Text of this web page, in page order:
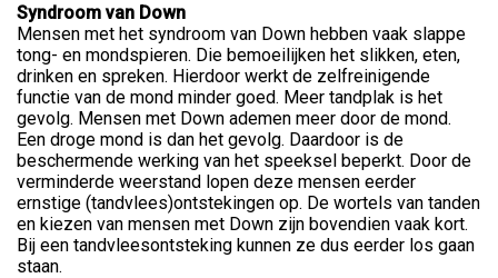
Syndroom van Down
Mensen met het syndroom van Down hebben vaak slappe
tong- en mondspieren. Die bemoeilijken het slikken, eten,
drinken en spreken. Hierdoor werkt de zelfreinigende
functie van de mond minder goed. Meer tandplak is het
gevolg. Mensen met Down ademen meer door de mond.
Een droge mond is dan het gevolg. Daardoor is de
beschermende werking van het speeksel beperkt. Door de
verminderde weerstand lopen deze mensen eerder
ernstige (tandvlees)ontstekingen op. De wortels van tanden
en kiezen van mensen met Down zijn bovendien vaak kort.
Bij een tandvleesontsteking kunnen ze dus eerder los gaan
staan.